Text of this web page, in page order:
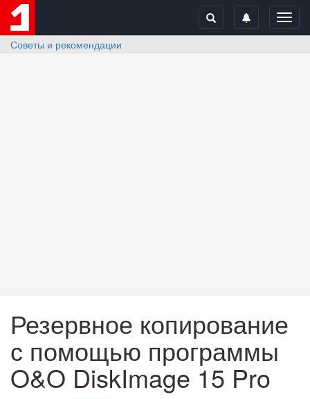
Советы и рекомендации
Резервное копирование
с помощью программы
O&O DiskImage 15 Pro